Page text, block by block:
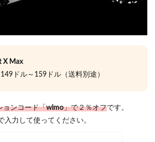
X Max
ドル～159ドル（送料別途）
ョンコード「wlmo」で２％オフです。
入力して使ってください。